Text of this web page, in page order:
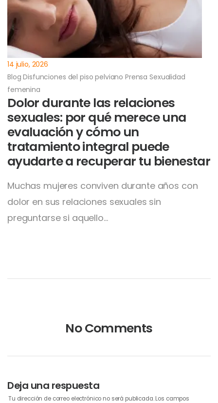
14 julio, 2026
Blog Disfunciones del piso pelviano Prensa Sexualidad
femenina
Dolor durante las relaciones
sexuales: por qué merece una
evaluación y cómo un
tratamiento integral puede
ayudarte a recuperar tu bienestar
Muchas mujeres conviven durante años con
dolor en sus relaciones sexuales sin
preguntarse si aquello…
No Comments
Deja una respuesta
Tu dirección de correo electrónico no será publicada. Los campos